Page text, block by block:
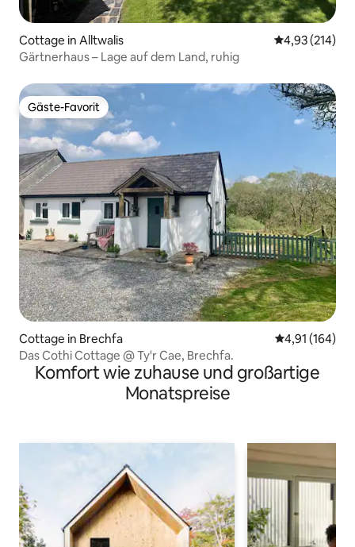
Cottage in Alltwalis
4,93 (214)
Gärtnerhaus – Lage auf dem Land, ruhig
Gäste-Favorit
Gäste-Favorit
Cottage in Brechfa
4,91 (164)
Das Cothi Cottage @ Ty'r Cae, Brechfa.
Komfort wie zuhause und großartige
Monatspreise